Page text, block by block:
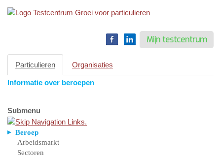
Mijn testcentrum
Particulieren Organisaties
Informatie over beroepen
Submenu
Beroep
Arbeidsmarkt
Sectoren